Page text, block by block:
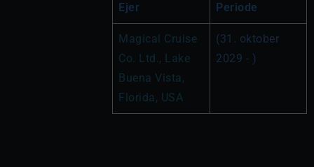
Ejer Periode
Magical Cruise
Co. Ltd., Lake
Buena Vista,
Florida, USA
(31. oktober
2029 - )